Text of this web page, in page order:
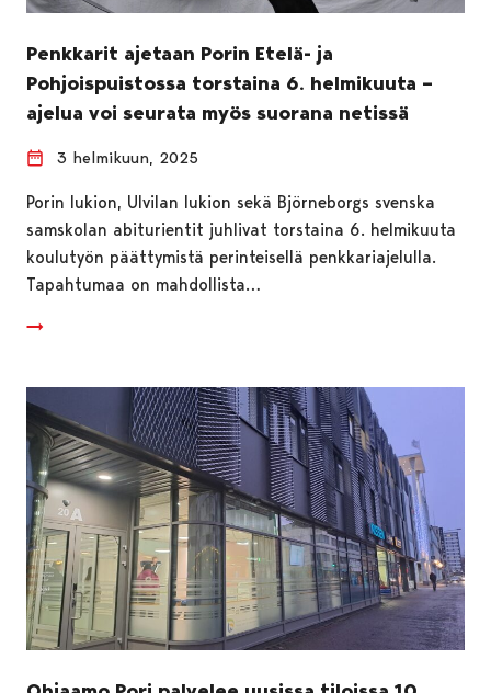
Penkkarit ajetaan Porin Etelä- ja
Pohjoispuistossa torstaina 6. helmikuuta –
ajelua voi seurata myös suorana netissä
3 helmikuun, 2025
Porin lukion, Ulvilan lukion sekä Björneborgs svenska
samskolan abiturientit juhlivat torstaina 6. helmikuuta
koulutyön päättymistä perinteisellä penkkariajelulla.
Tapahtumaa on mahdollista…